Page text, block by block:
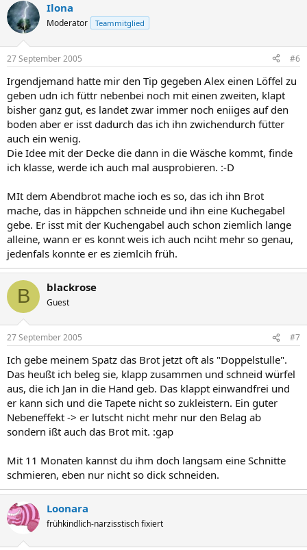
Ilona
Moderator Teammitglied
27 September 2005 #6
Irgendjemand hatte mir den Tip gegeben Alex einen Löffel zu
geben udn ich füttr nebenbei noch mit einen zweiten, klapt
bisher ganz gut, es landet zwar immer noch eniiges auf den
boden aber er isst dadurch das ich ihn zwichendurch fütter
auch ein wenig.
Die Idee mit der Decke die dann in die Wäsche kommt, finde
ich klasse, werde ich auch mal ausprobieren. :-D
MIt dem Abendbrot mache ioch es so, das ich ihn Brot
mache, das in häppchen schneide und ihn eine Kuchegabel
gebe. Er isst mit der Kuchengabel auch schon ziemlich lange
alleine, wann er es konnt weis ich auch nciht mehr so genau,
jedenfals konnte er es ziemlcih früh.
B blackrose
Guest
27 September 2005 #7
Ich gebe meinem Spatz das Brot jetzt oft als "Doppelstulle".
Das heußt ich beleg sie, klapp zusammen und schneid würfel
aus, die ich Jan in die Hand geb. Das klappt einwandfrei und
er kann sich und die Tapete nicht so zukleistern. Ein guter
Nebeneffekt -> er lutscht nicht mehr nur den Belag ab
sondern ißt auch das Brot mit. :gap
Mit 11 Monaten kannst du ihm doch langsam eine Schnitte
schmieren, eben nur nicht so dick schneiden.
Loonara
frühkindlich-narzisstisch fixiert